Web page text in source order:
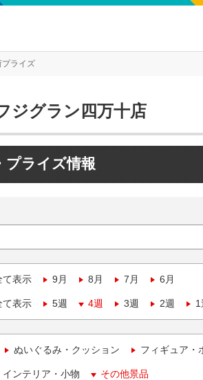
プライズ
ジグラン四万十店
プライズ情報
て表示 9月 8月 7月 6月
て表示 5週 4週 3週 2週 1
ぬいぐるみ・クッション フィギュア・
ンテリア・小物 その他景品